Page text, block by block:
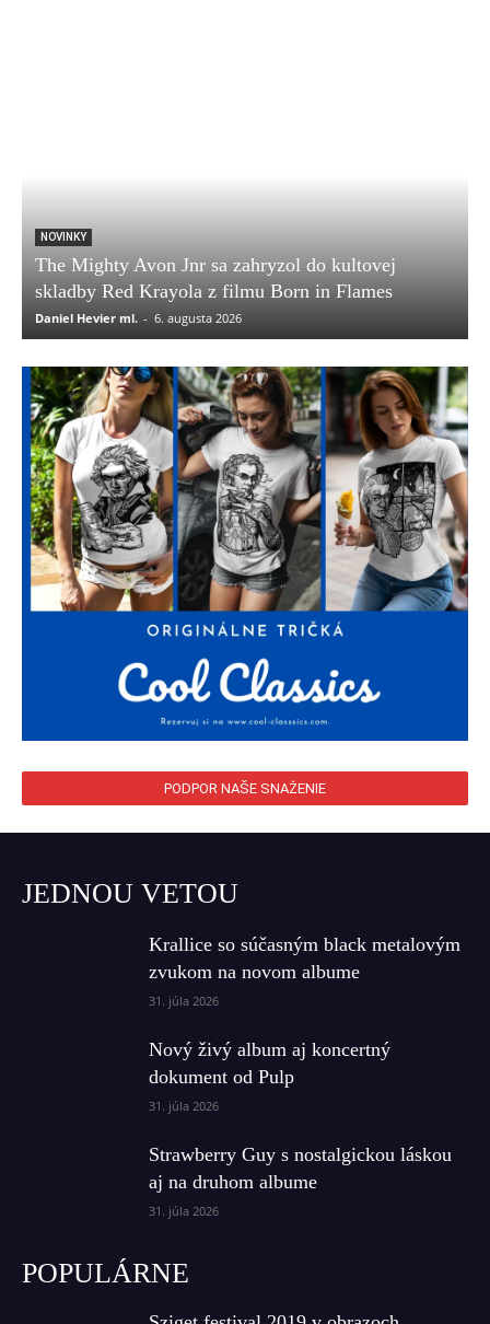
NOVINKY
The Mighty Avon Jnr sa zahryzol do kultovej
skladby Red Krayola z filmu Born in Flames
Daniel Hevier ml. - 6. augusta 2026
PODPOR NAŠE SNAŽENIE
JEDNOU VETOU
Krallice so súčasným black metalovým
zvukom na novom albume
31. júla 2026
Nový živý album aj koncertný
dokument od Pulp
31. júla 2026
Strawberry Guy s nostalgickou láskou
aj na druhom albume
31. júla 2026
POPULÁRNE